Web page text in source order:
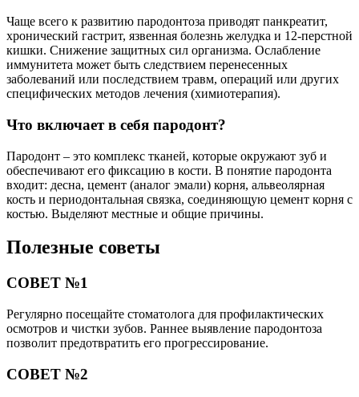
Чаще всего к развитию пародонтоза приводят панкреатит,
хронический гастрит, язвенная болезнь желудка и 12-перстной
кишки. Снижение защитных сил организма. Ослабление
иммунитета может быть следствием перенесенных
заболеваний или последствием травм, операций или других
специфических методов лечения (химиотерапия).
Что включает в себя пародонт?
Пародонт – это комплекс тканей, которые окружают зуб и
обеспечивают его фиксацию в кости. В понятие пародонта
входит: десна, цемент (аналог эмали) корня, альвеолярная
кость и периодонтальная связка, соединяющую цемент корня с
костью. Выделяют местные и общие причины.
Полезные советы
СОВЕТ №1
Регулярно посещайте стоматолога для профилактических
осмотров и чистки зубов. Раннее выявление пародонтоза
позволит предотвратить его прогрессирование.
СОВЕТ №2